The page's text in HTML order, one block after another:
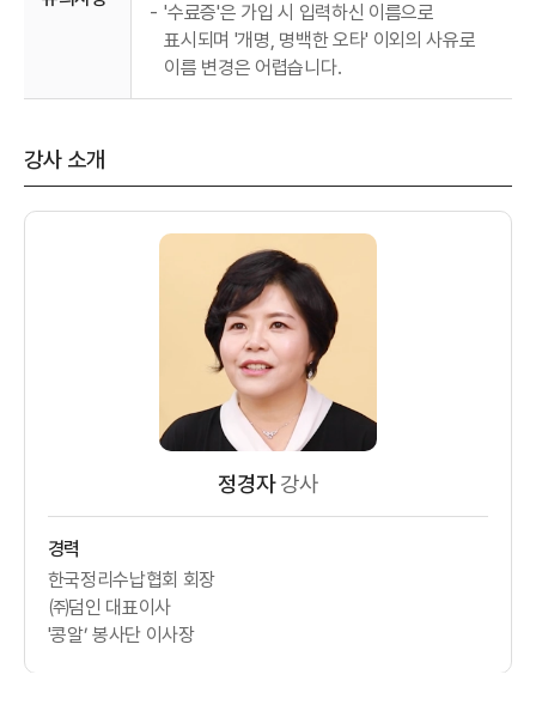
- '수료증'은 가입 시 입력하신 이름으로
표시되며 '개명, 명백한 오타' 이외의 사유로
이름 변경은 어렵습니다.
강사 소개
정경자강사
경력
한국정리수납협회 회장
㈜덤인 대표이사
'콩알’ 봉사단 이사장